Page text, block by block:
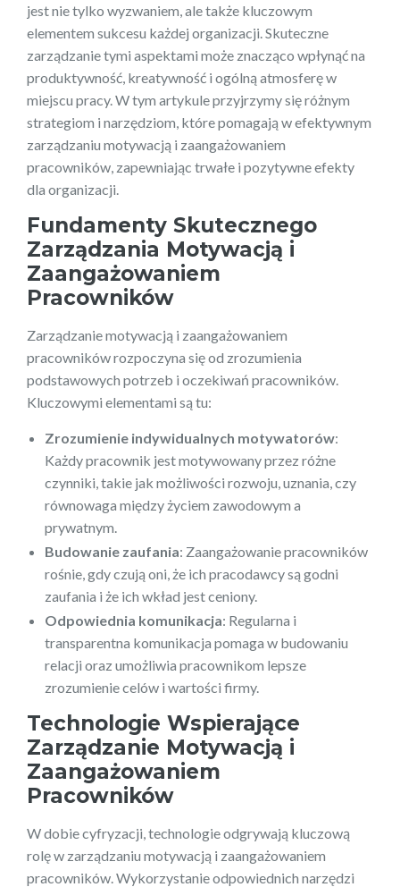
jest nie tylko wyzwaniem, ale także kluczowym
elementem sukcesu każdej organizacji. Skuteczne
zarządzanie tymi aspektami może znacząco wpłynąć na
produktywność, kreatywność i ogólną atmosferę w
miejscu pracy. W tym artykule przyjrzymy się różnym
strategiom i narzędziom, które pomagają w efektywnym
zarządzaniu motywacją i zaangażowaniem
pracowników, zapewniając trwałe i pozytywne efekty
dla organizacji.
Fundamenty Skutecznego
Zarządzania Motywacją i
Zaangażowaniem
Pracowników
Zarządzanie motywacją i zaangażowaniem
pracowników rozpoczyna się od zrozumienia
podstawowych potrzeb i oczekiwań pracowników.
Kluczowymi elementami są tu:
Zrozumienie indywidualnych motywatorów:
Każdy pracownik jest motywowany przez różne
czynniki, takie jak możliwości rozwoju, uznania, czy
równowaga między życiem zawodowym a
prywatnym.
Budowanie zaufania: Zaangażowanie pracowników
rośnie, gdy czują oni, że ich pracodawcy są godni
zaufania i że ich wkład jest ceniony.
Odpowiednia komunikacja: Regularna i
transparentna komunikacja pomaga w budowaniu
relacji oraz umożliwia pracownikom lepsze
zrozumienie celów i wartości firmy.
Technologie Wspierające
Zarządzanie Motywacją i
Zaangażowaniem
Pracowników
W dobie cyfryzacji, technologie odgrywają kluczową
rolę w zarządzaniu motywacją i zaangażowaniem
pracowników. Wykorzystanie odpowiednich narzędzi